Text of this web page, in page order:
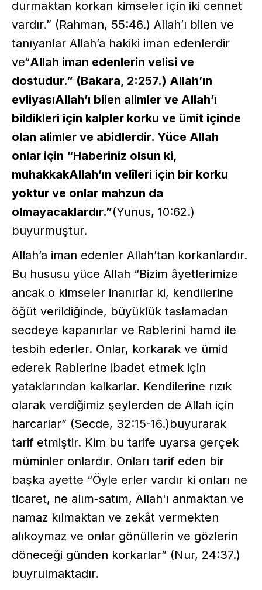
durmaktan korkan kimseler için iki cennet
vardır.” (Rahman, 55:46.) Allah’ı bilen ve
tanıyanlar Allah’a hakiki iman edenlerdir
ve“Allah iman edenlerin velisi ve
dostudur.” (Bakara, 2:257.) Allah’ın
evliyasıAllah’ı bilen alimler ve Allah’ı
bildikleri için kalpler korku ve ümit içinde
olan alimler ve abidlerdir. Yüce Allah
onlar için “Haberiniz olsun ki,
muhakkakAllah’ın velîleri için bir korku
yoktur ve onlar mahzun da
olmayacaklardır.”(Yunus, 10:62.)
buyurmuştur.
Allah’a iman edenler Allah’tan korkanlardır.
Bu hususu yüce Allah “Bizim âyetlerimize
ancak o kimseler inanırlar ki, kendilerine
öğüt verildiğinde, büyüklük taslamadan
secdeye kapanırlar ve Rablerini hamd ile
tesbih ederler. Onlar, korkarak ve ümid
ederek Rablerine ibadet etmek için
yataklarından kalkarlar. Kendilerine rızık
olarak verdiğimiz şeylerden de Allah için
harcarlar” (Secde, 32:15-16.)buyurarak
tarif etmiştir. Kim bu tarife uyarsa gerçek
müminler onlardır. Onları tarif eden bir
başka ayette “Öyle erler vardır ki onları ne
ticaret, ne alım-satım, Allah'ı anmaktan ve
namaz kılmaktan ve zekât vermekten
alıkoymaz ve onlar gönüllerin ve gözlerin
döneceği günden korkarlar” (Nur, 24:37.)
buyrulmaktadır.